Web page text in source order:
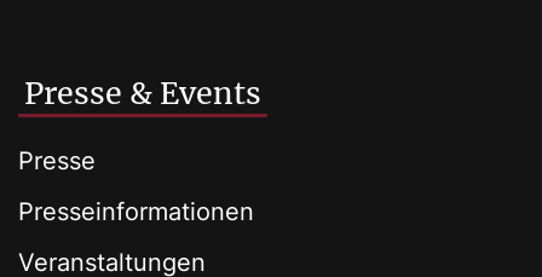
Presse & Events
Presse
Presseinformationen
Veranstaltungen